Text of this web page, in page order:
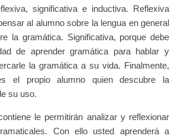
significativa e inductiva. Reflexiva
al alumno sobre la lengua en general
la gramática. Significativa, porque debe
de aprender gramática para hablar y
la gramática a su vida. Finalmente,
el propio alumno quien descubre la
su uso.
le permitirán analizar y reflexionar
Con ello usted aprenderá a